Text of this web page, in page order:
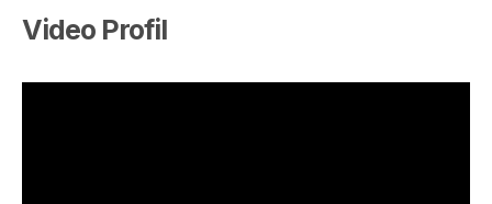
Video Profil